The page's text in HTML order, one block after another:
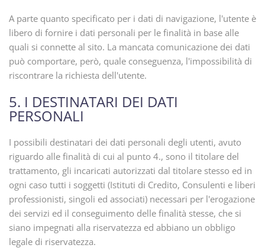
A parte quanto specificato per i dati di navigazione, l'utente è
libero di fornire i dati personali per le finalità in base alle
quali si connette al sito. La mancata comunicazione dei dati
può comportare, però, quale conseguenza, l'impossibilità di
riscontrare la richiesta dell'utente.
5. I DESTINATARI DEI DATI
PERSONALI
I possibili destinatari dei dati personali degli utenti, avuto
riguardo alle finalità di cui al punto 4., sono il titolare del
trattamento, gli incaricati autorizzati dal titolare stesso ed in
ogni caso tutti i soggetti (Istituti di Credito, Consulenti e liberi
professionisti, singoli ed associati) necessari per l'erogazione
dei servizi ed il conseguimento delle finalità stesse, che si
siano impegnati alla riservatezza ed abbiano un obbligo
legale di riservatezza.